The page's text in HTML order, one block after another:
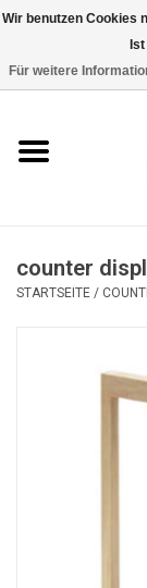
Marken
Rufen Sie uns an
counter
STARTSEITE /
Wir benutzen Cookies
Für weitere